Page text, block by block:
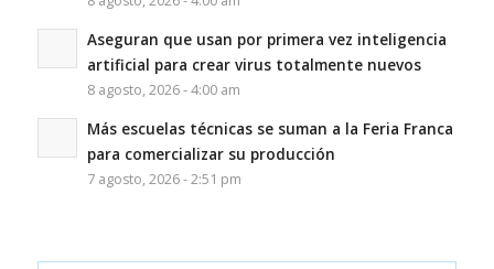
Aseguran que usan por primera vez inteligencia
artificial para crear virus totalmente nuevos
8 agosto, 2026 - 4:00 am
Más escuelas técnicas se suman a la Feria Franca
para comercializar su producción
7 agosto, 2026 - 2:51 pm